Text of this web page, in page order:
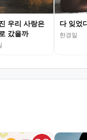
우리 사랑은
갔을까
다 잊었
한경일